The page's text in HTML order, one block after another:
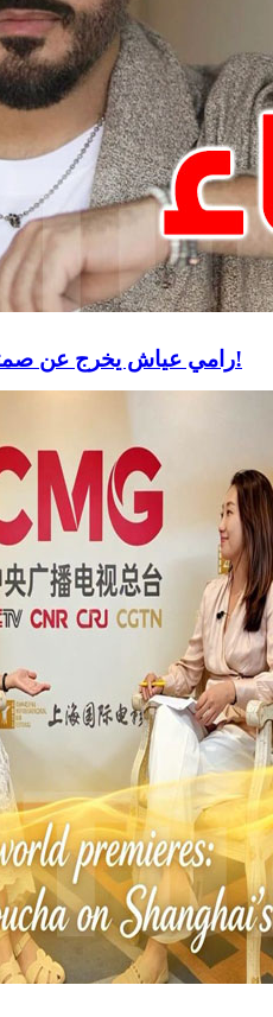
رامي عياش يخرج عن صمته بعد إلغاء حفله في بنزرت!